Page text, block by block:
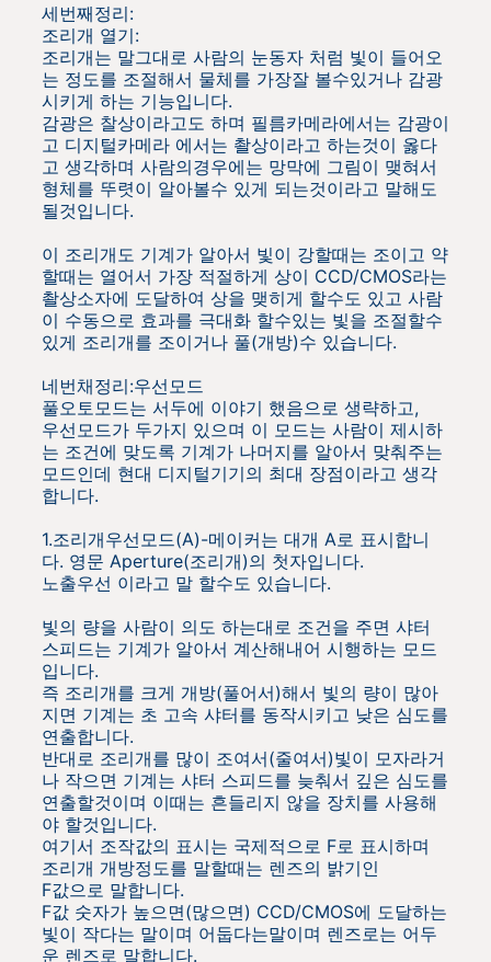
세번째정리:
조리개 열기:
조리개는 말그대로 사람의 눈동자 처럼 빛이 들어오
는 정도를 조절해서 물체를 가장잘 볼수있거나 감광
시키게 하는 기능입니다.
감광은 찰상이라고도 하며 필름카메라에서는 감광이
고 디지털카메라 에서는 촬상이라고 하는것이 옳다
고 생각하며 사람의경우에는 망막에 그림이 맺혀서
형체를 뚜렷이 알아볼수 있게 되는것이라고 말해도
될것입니다.
이 조리개도 기계가 알아서 빛이 강할때는 조이고 약
할때는 열어서 가장 적절하게 상이 CCD/CMOS라는
촬상소자에 도달하여 상을 맺히게 할수도 있고 사람
이 수동으로 효과를 극대화 할수있는 빛을 조절할수
있게 조리개를 조이거나 풀(개방)수 있습니다.
네번채정리:우선모드
풀오토모드는 서두에 이야기 했음으로 생략하고,
우선모드가 두가지 있으며 이 모드는 사람이 제시하
는 조건에 맞도록 기계가 나머지를 알아서 맞춰주는
모드인데 현대 디지털기기의 최대 장점이라고 생각
합니다.
1.조리개우선모드(A)-메이커는 대개 A로 표시합니
다. 영문 Aperture(조리개)의 첫자입니다.
노출우선 이라고 말 할수도 있습니다.
빛의 량을 사람이 의도 하는대로 조건을 주면 샤터
스피드는 기계가 알아서 계산해내어 시행하는 모드
입니다.
즉 조리개를 크게 개방(풀어서)해서 빛의 량이 많아
지면 기계는 초 고속 샤터를 동작시키고 낮은 심도를
연출합니다.
반대로 조리개를 많이 조여서(줄여서)빛이 모자라거
나 작으면 기계는 샤터 스피드를 늦춰서 깊은 심도를
연출할것이며 이때는 흔들리지 않을 장치를 사용해
야 할것입니다.
여기서 조작값의 표시는 국제적으로 F로 표시하며
조리개 개방정도를 말할때는 렌즈의 밝기인
F값으로 말합니다.
F값 숫자가 높으면(많으면) CCD/CMOS에 도달하는
빛이 작다는 말이며 어둡다는말이며 렌즈로는 어두
운 렌즈로 말합니다.